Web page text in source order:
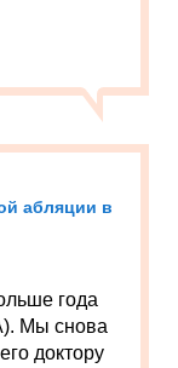
абляции в
года
Мы снова
доктору